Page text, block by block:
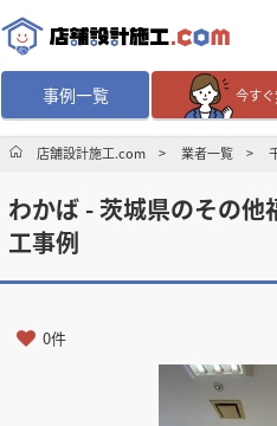
事例一覧 今すぐ
無料相談
デザイン設計・施工業者を探
店舗・商業施設の施工事例を
マッチング案件一覧
店舗設計施工.com 業者一覧
わかば - 茨城県のその
工事例
0件